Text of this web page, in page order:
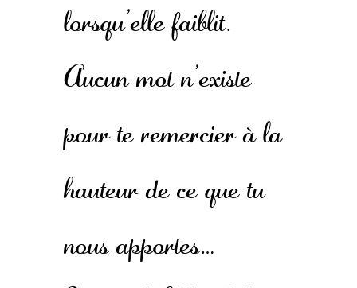
lorsqu’elle faiblit.
Aucun mot n’existe
pour te remercier à la
hauteur de ce que tu
nous apportes…